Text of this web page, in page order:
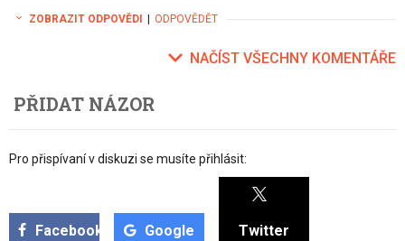
ZOBRAZIT ODPOVĚDI ODPOVĚDĚT
NAČÍST VŠECHNY KOMENTÁŘE
PŘIDAT NÁZOR
Pro přispívaní v diskuzi se musíte přihlásit:
Facebook Google Twitter